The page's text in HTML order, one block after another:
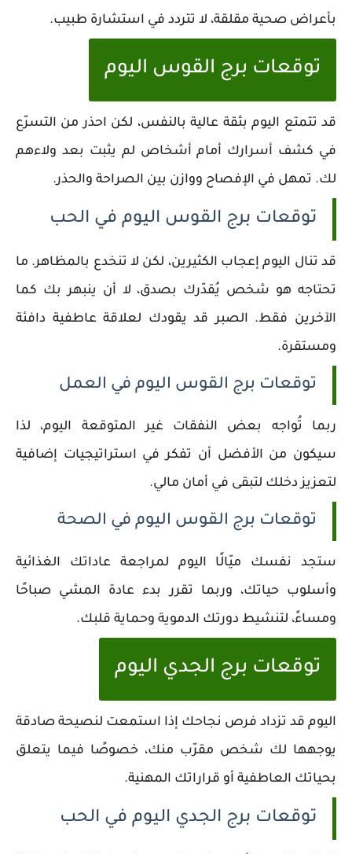
بأعراض صحية مقلقة، لا تتردد في استشارة طبيب.
توقعات برج القوس اليوم
قد تتمتع اليوم بثقة عالية بالنفس، لكن احذر من التسرّع
في كشف أسرارك أمام أشخاص لم يثبت بعد ولاءهم
لك. تمهل في الإفصاح ووازن بين الصراحة والحذر.
توقعات برج القوس اليوم في الحب
قد تنال اليوم إعجاب الكثيرين، لكن لا تنخدع بالمظاهر. ما
تحتاجه هو شخص يُقدّرك بصدق، لا أن ينبهر بك كما
الآخرين فقط. الصبر قد يقودك لعلاقة عاطفية دافئة
ومستقرة.
توقعات برج القوس اليوم في العمل
ربما تُواجه بعض النفقات غير المتوقعة اليوم، لذا
سيكون من الأفضل أن تفكر في استراتيجيات إضافية
لتعزيز دخلك لتبقى في أمان مالي.
توقعات برج القوس اليوم في الصحة
ستجد نفسك ميّالًا اليوم لمراجعة عاداتك الغذائية
وأسلوب حياتك، وربما تقرر بدء عادة المشي صباحًا
ومساءً، لتنشيط دورتك الدموية وحماية قلبك.
توقعات برج الجدي اليوم
اليوم قد تزداد فرص نجاحك إذا استمعت لنصيحة صادقة
يوجهها لك شخص مقرّب منك، خصوصًا فيما يتعلق
بحياتك العاطفية أو قراراتك المهنية.
توقعات برج الجدي اليوم في الحب